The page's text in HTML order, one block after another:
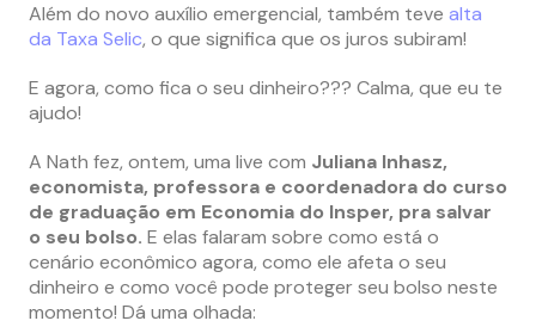
Além do novo auxílio emergencial, também teve alta
da Taxa Selic, o que significa que os juros subiram!
E agora, como fica o seu dinheiro??? Calma, que eu te
ajudo!
A Nath fez, ontem, uma live com Juliana Inhasz,
economista, professora e coordenadora do curso
de graduação em Economia do Insper, pra salvar
o seu bolso. E elas falaram sobre como está o
cenário econômico agora, como ele afeta o seu
dinheiro e como você pode proteger seu bolso neste
momento! Dá uma olhada: